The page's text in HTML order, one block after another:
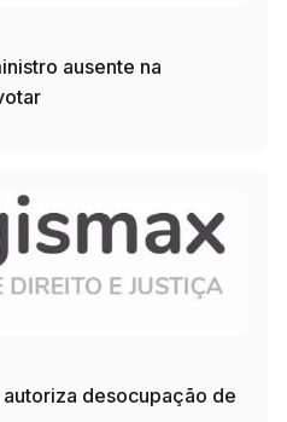
ausente na
autoriza desocupação de